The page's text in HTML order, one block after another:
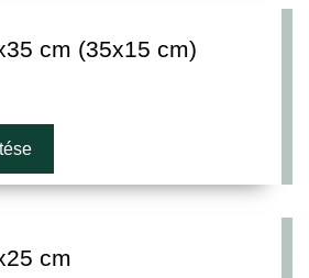
cm (35x15 cm)
cm